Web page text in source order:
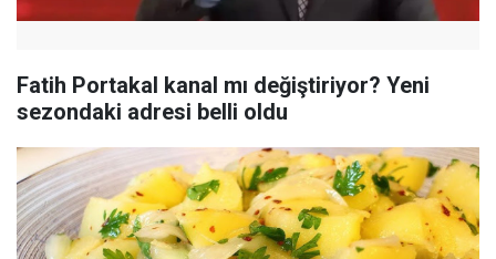
Fatih Portakal kanal mı değiştiriyor? Yeni
sezondaki adresi belli oldu